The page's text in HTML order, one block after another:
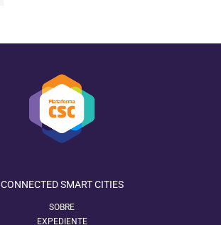
CONNECTED SMART CITIES
SOBRE
EXPEDIENTE